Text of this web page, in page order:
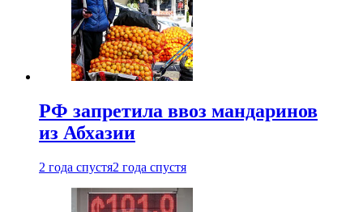
РФ запретила ввоз мандаринов
из Абхазии
2 года спустя2 года спустя